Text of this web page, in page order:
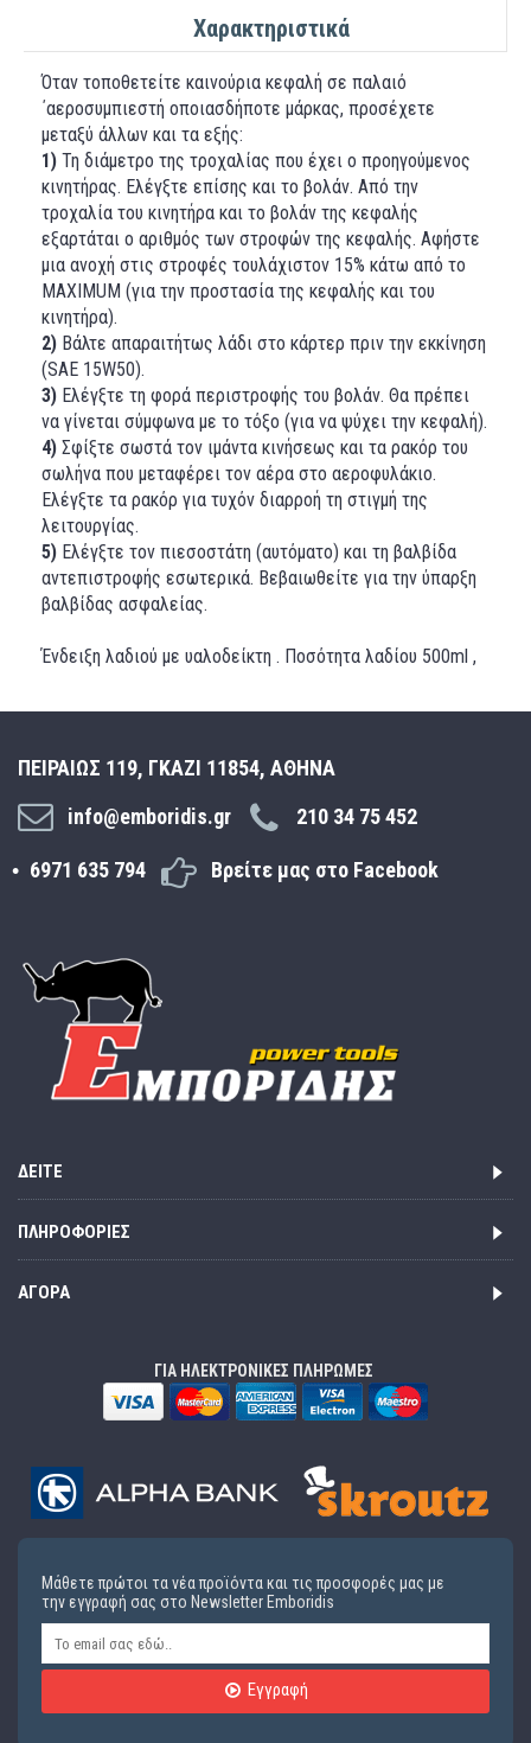
Χαρακτηριστικά
Όταν τοποθετείτε καινούρια κεφαλή σε παλαιό
΄αεροσυμπιεστή οποιασδήποτε μάρκας, προσέχετε
μεταξύ άλλων και τα εξής:
1) Τη διάμετρο της τροχαλίας που έχει ο προηγούμενος
κινητήρας. Ελέγξτε επίσης και το βολάν. Από την
τροχαλία του κινητήρα και το βολάν της κεφαλής
εξαρτάται ο αριθμός των στροφών της κεφαλής. Αφήστε
μια ανοχή στις στροφές τουλάχιστον 15% κάτω από το
MAXIMUΜ (για την προστασία της κεφαλής και του
κινητήρα).
2) Βάλτε απαραιτήτως λάδι στο κάρτερ πριν την εκκίνηση
(SAE 15W50).
3) Ελέγξτε τη φορά περιστροφής του βολάν. Θα πρέπει
να γίνεται σύμφωνα με το τόξο (για να ψύχει την κεφαλή).
4) Σφίξτε σωστά τον ιμάντα κινήσεως και τα ρακόρ του
σωλήνα που μεταφέρει τον αέρα στο αεροφυλάκιο.
Ελέγξτε τα ρακόρ για τυχόν διαρροή τη στιγμή της
λειτουργίας.
5) Ελέγξτε τον πιεσοστάτη (αυτόματο) και τη βαλβίδα
αντεπιστροφής εσωτερικά. Βεβαιωθείτε για την ύπαρξη
βαλβίδας ασφαλείας.
Ένδειξη λαδιού με υαλοδείκτη . Ποσότητα λαδίου 500ml ,
ΠΕΙΡΑΙΩΣ 119, ΓΚΑΖΙ 11854, ΑΘΗΝΑ
info@emboridis.gr
210 34 75 452
6971 635 794 Βρείτε μας στο Facebook
ΔΕΊΤΕ
ΠΛΗΡΟΦΟΡΊΕΣ
ΑΓΟΡΆ
ΓΙΑ ΗΛΕΚΤΡΟΝΙΚΕΣ ΠΛΗΡΩΜΕΣ
Μάθετε πρώτοι τα νέα προϊόντα και τις προσφορές μας με
την εγγραφή σας στο Newsletter Emboridis
Εγγραφή